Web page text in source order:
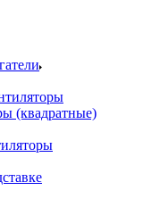
(квадратные)